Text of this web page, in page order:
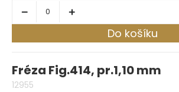
Do košíku
Fréza Fig.414, pr.1,10 mm
12955